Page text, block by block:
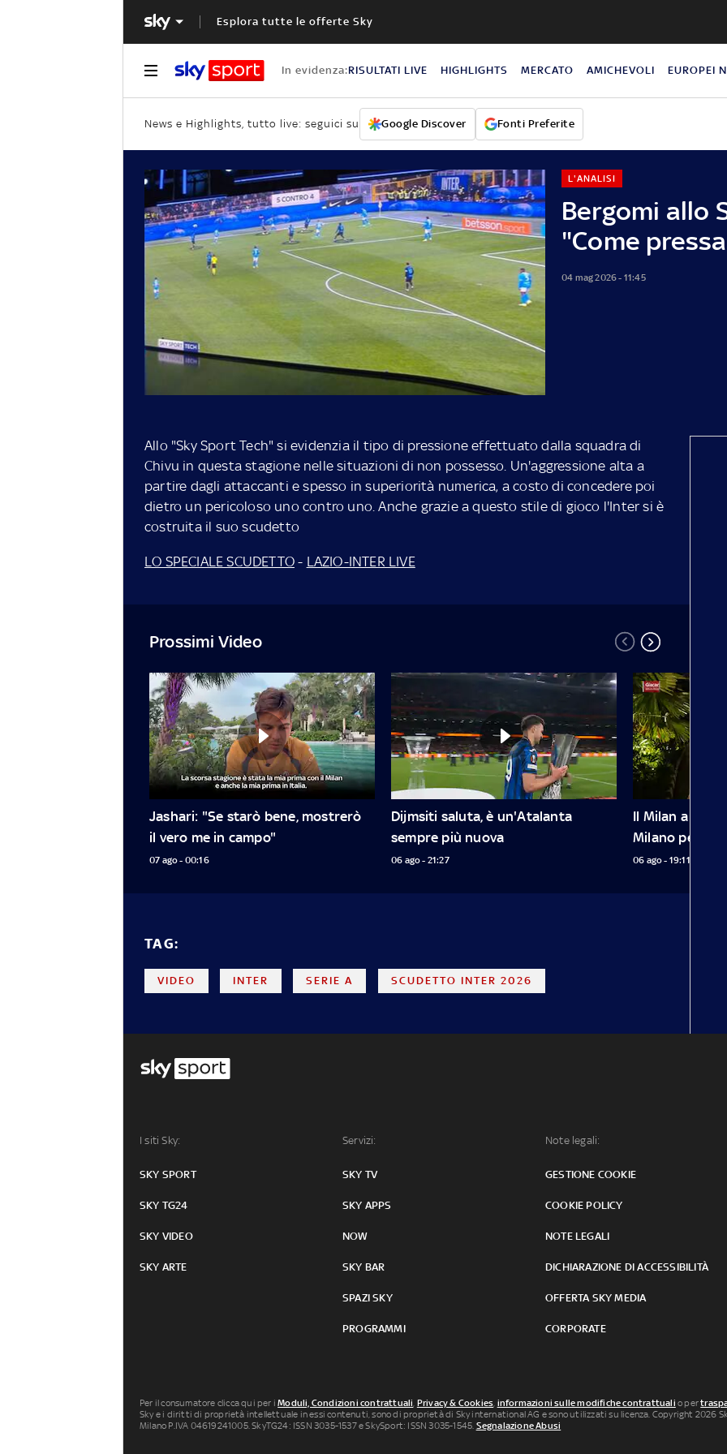
Esplora tutte le offerte Sky
In evidenza:RISULTATI LIVE HIGHLIGHTS MERCATO AMICHEVOLI EUROPEI
News e Highlights, tutto live: seguici su Google Discover Fonti Preferite
Bergomi allo
"Come
L'ANALISI
04 mag 2026 - 11:45
Allo "Sky Sport Tech" si evidenzia il tipo di pressione effettuato dalla squadra di
Chivu in questa stagione nelle situazioni di non possesso. Un'aggressione alta a
partire dagli attaccanti e spesso in superiorità numerica, a costo di concedere poi
dietro un pericoloso uno contro uno. Anche grazie a questo stile di gioco l'Inter si è
costruita il suo scudetto
LO SPECIALE SCUDETTO - LAZIO-INTER LIVE
Prossimi Video
Jashari: "Se starò bene, mostrerò
il vero me in campo"
07 ago - 00:16
Dijmsiti saluta, è un'Atalanta
sempre più nuova
06 ago - 21:27
Il Milan a
Milano per
06 ago - 19:11
TAG:
VIDEO INTER SERIE A SCUDETTO INTER 2026
I siti Sky:
SKY SPORT
SKY TG24
SKY VIDEO
SKY ARTE
Servizi:
SKY TV
SKY APPS
NOW
SKY BAR
SPAZI SKY
PROGRAMMI
Note legali:
GESTIONE COOKIE
COOKIE POLICY
NOTE LEGALI
DICHIARAZIONE DI ACCESSIBILITÀ
OFFERTA SKY MEDIA
CORPORATE
Per il consumatore clicca qui per iModuli, Condizioni contrattuali, Privacy & Cookies, informazioni sulle modifiche contrattuali o per
Sky e i diritti di proprietà intellettuale in essi contenuti, sono di proprietà di Sky international AG e sono utilizzati su licenza. Copyright 2026
Milano P.IVA 04619241005. SkyTG24: ISSN 3035-1537 e SkySport: ISSN 3035-1545. Segnalazione Abusi